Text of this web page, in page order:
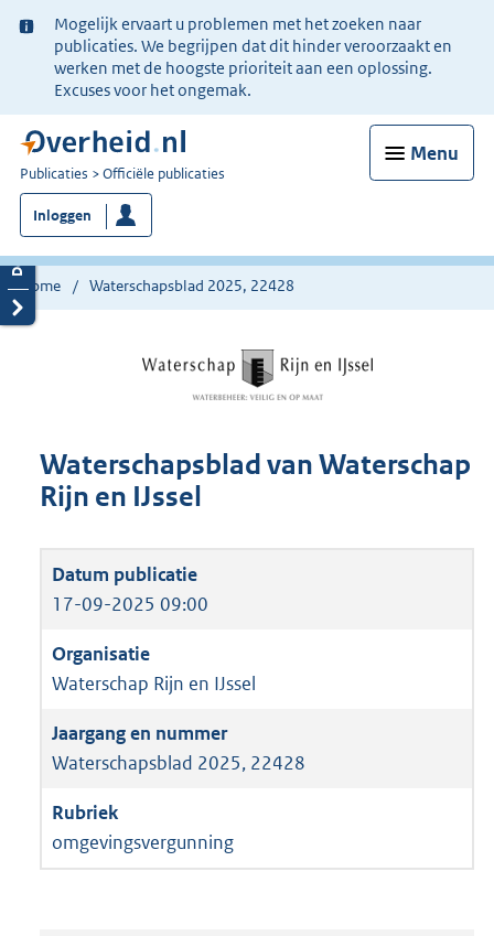
Ter
informatie:
Mogelijk ervaart u problemen met het zoeken naar
publicaties. We begrijpen dat dit hinder veroorzaakt en
werken met de hoogste prioriteit aan een oplossing.
Excuses voor het ongemak.
Menu
U
bent
nu
hier:
Publicaties Officiële publicaties
Inloggen
Home Waterschapsblad 2025, 22428
Waterschapsblad van Waterschap
Rijn en IJssel
17-09-2025 09:00
Waterschap Rijn en IJssel
Waterschapsblad 2025, 22428
omgevingsvergunning